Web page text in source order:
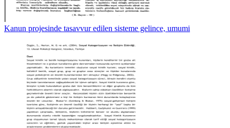
Kanun projesinde tasavvur edilen sisteme gelince, umumi